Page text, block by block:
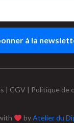
à la
byAtelier du
| CGV | Politique de